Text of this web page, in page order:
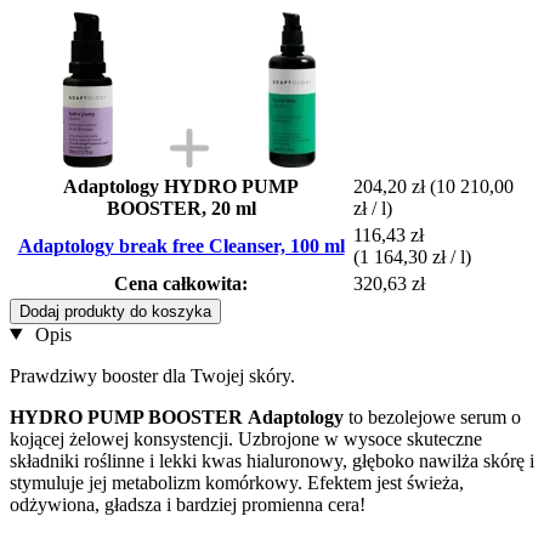
Adaptology HYDRO PUMP
BOOSTER, 20 ml
204,20 zł (10 210,00
zł / l)
Adaptology break free Cleanser, 100 ml
116,43 zł
(1 164,30 zł / l)
Cena całkowita:
320,63 zł
Dodaj produkty do koszyka
Opis
Prawdziwy booster dla Twojej skóry.
HYDRO PUMP BOOSTER Adaptology to bezolejowe serum o
kojącej żelowej konsystencji. Uzbrojone w wysoce skuteczne
składniki roślinne i lekki kwas hialuronowy, głęboko nawilża skórę i
stymuluje jej metabolizm komórkowy. Efektem jest świeża,
odżywiona, gładsza i bardziej promienna cera!